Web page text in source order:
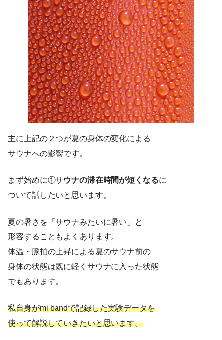
主に上記の２つが夏の身体の変化による
サウナへの影響です。
まず始めに①サウナの滞在時間が短くなるに
ついて話したいと思います。
夏の暑さを「サウナみたいに暑い」と
形容することもよくあります。
体温・脈拍の上昇による夏のサウナ前の
身体の状態は既に軽くサウナに入った状態
でもあります。
私自身がmi bandで記録した実験データを
使って解説していきたいと思います。